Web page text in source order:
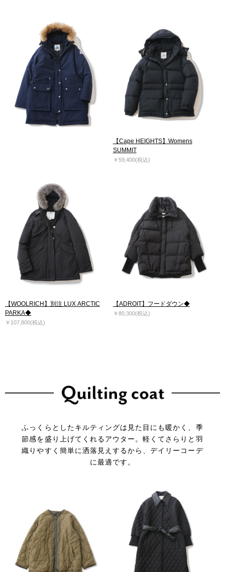
【Cape HEIGHTS】Womens
SUMMIT
￥59,400(税込)
【WOOLRICH】別注 LUX ARCTIC
PARKA◆
￥107,800(税込)
【ADROIT】フードダウン◆
￥80,300(税込)
ふっくらとしたキルティングは見た目にも暖かく、季
節感を盛り上げてくれるアウター。軽くてさらりと羽
織りやすく簡単に洒落見えするから、デイリーコーデ
に最適です。